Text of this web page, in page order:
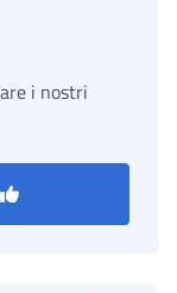
i nostri